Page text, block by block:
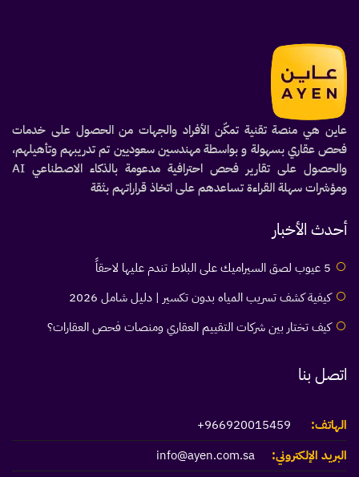
عاين هي منصة تقنية تمكّن الأفراد والجهات من الحصول على خدمات
فحص عقاري بسهولة و بواسطة مهندسين سعوديين تم تدريبهم وتأهيلهم،
والحصول على تقارير فحص احترافية مدعومة بالذكاء الاصطناعي AI
ومؤشرات سهلة القراءة تساعدهم على اتخاذ قراراتهم بثقة
أحدث الأخبار
5 عيوب لصق السيراميك على البلاط تندم عليها لاحقاً
كيفية كشف تسريب المياه بدون تكسير | دليل شامل 2026
كيف تختار بين شركات التقييم العقاري ومنصات فحص العقارات؟
اتصل بنا
الهاتف:
966920015459+
البريد الإلكتروني:
info@ayen.com.sa